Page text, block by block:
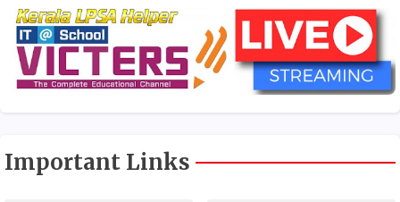
Important Links